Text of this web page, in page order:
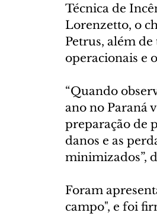
Técnica de
Lorenzetto, o
Petrus, além
operacionais e
“Quando
ano no Paraná
preparação de
danos e as
minimizados”,
Foram
campo", e foi